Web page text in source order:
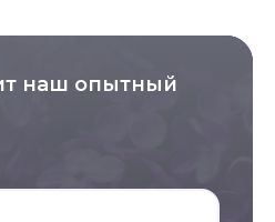
наш опытный